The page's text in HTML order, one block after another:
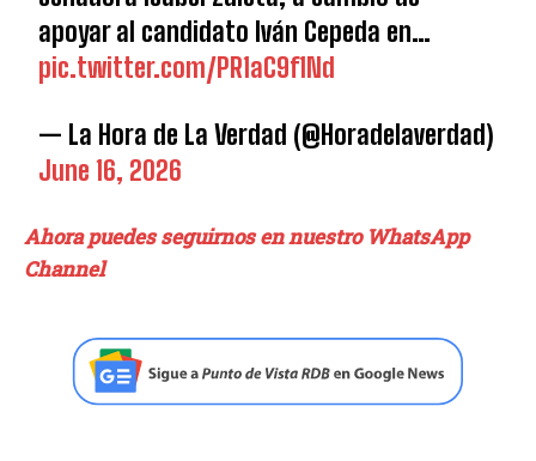
apoyar al candidato Iván Cepeda en…
pic.twitter.com/PR1aC9f1Nd
— La Hora de La Verdad (@Horadelaverdad)
June 16, 2026
Ahora puedes seguirnos en nuestro WhatsApp
Channel